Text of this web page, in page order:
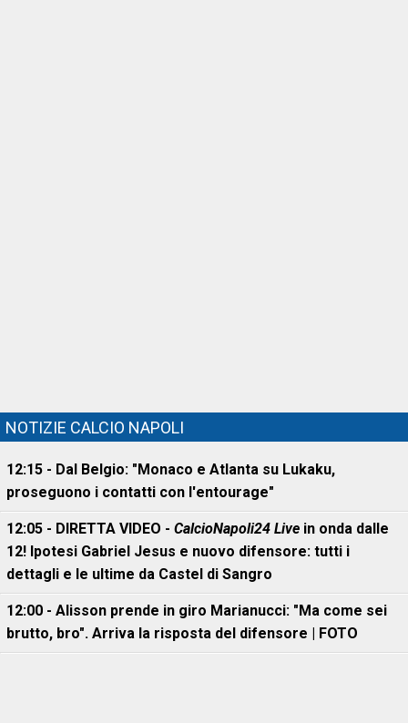
NOTIZIE CALCIO NAPOLI
12:15 - Dal Belgio: "Monaco e Atlanta su Lukaku,
proseguono i contatti con l'entourage"
12:05 - DIRETTA VIDEO - CalcioNapoli24 Live in onda dalle
12! Ipotesi Gabriel Jesus e nuovo difensore: tutti i
dettagli e le ultime da Castel di Sangro
12:00 - Alisson prende in giro Marianucci: "Ma come sei
brutto, bro". Arriva la risposta del difensore | FOTO